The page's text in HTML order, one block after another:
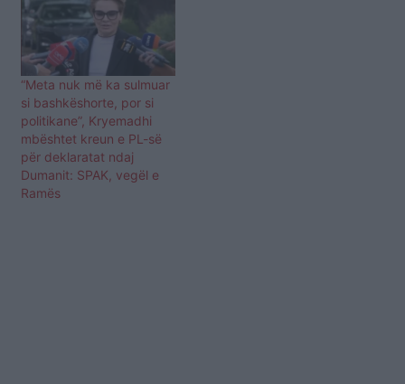
“Meta nuk më ka sulmuar
si bashkëshorte, por si
politikane”, Kryemadhi
mbështet kreun e PL-së
për deklaratat ndaj
Dumanit: SPAK, vegël e
Ramës